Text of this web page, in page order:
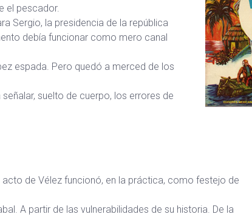
el pescador.
Sergio, la presidencia de la república
debía funcionar como mero canal
espada. Pero quedó a merced de los
suelto de cuerpo, los errores de
de Vélez funcionó, en la práctica, como festejo de
A partir de las vulnerabilidades de su historia. De la